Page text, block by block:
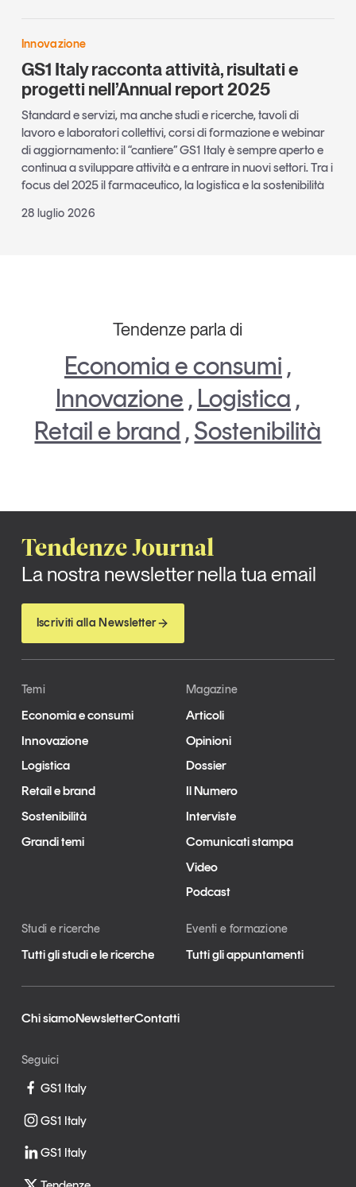
Innovazione
GS1 Italy racconta attività, risultati e
progetti nell’Annual report 2025
Standard e servizi, ma anche studi e ricerche, tavoli di
lavoro e laboratori collettivi, corsi di formazione e webinar
di aggiornamento: il “cantiere” GS1 Italy è sempre aperto e
continua a sviluppare attività e a entrare in nuovi settori. Tra i
focus del 2025 il farmaceutico, la logistica e la sostenibilità
28 luglio 2026
Tendenze parla di
Economia e consumi ,
Innovazione , Logistica ,
Retail e brand ,Sostenibilità
Tendenze Journal
La nostra newsletter nella tua email
Iscriviti alla Newsletter
Temi
Economia e consumi
Innovazione
Logistica
Retail e brand
Sostenibilità
Grandi temi
Magazine
Articoli
Opinioni
Dossier
Il Numero
Interviste
Comunicati stampa
Video
Podcast
Studi e ricerche
Tutti gli studi e le ricerche
Eventi e formazione
Tutti gli appuntamenti
Chi siamoNewsletterContatti
Seguici
GS1 Italy
GS1 Italy
GS1 Italy